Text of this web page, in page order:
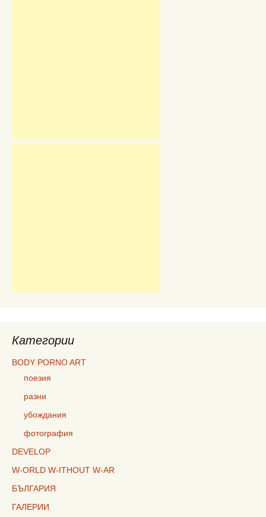
Категории
BODY PORNO ART
поезия
разни
убождания
фотография
DEVELOP
W-ORLD W-ITHOUT W-AR
БЪЛГАРИЯ
ГАЛЕРИИ